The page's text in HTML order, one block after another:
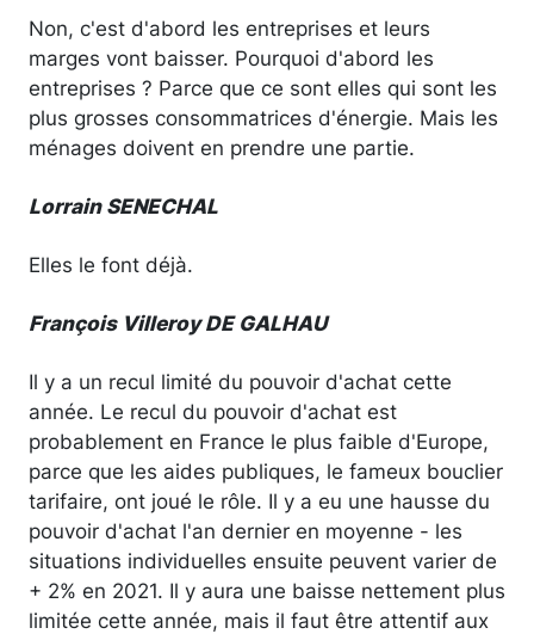
Non, c'est d'abord les entreprises et leurs
marges vont baisser. Pourquoi d'abord les
entreprises ? Parce que ce sont elles qui sont les
plus grosses consommatrices d'énergie. Mais les
ménages doivent en prendre une partie.
Lorrain SENECHAL
Elles le font déjà.
François Villeroy DE GALHAU
Il y a un recul limité du pouvoir d'achat cette
année. Le recul du pouvoir d'achat est
probablement en France le plus faible d'Europe,
parce que les aides publiques, le fameux bouclier
tarifaire, ont joué le rôle. Il y a eu une hausse du
pouvoir d'achat l'an dernier en moyenne - les
situations individuelles ensuite peuvent varier de
+ 2% en 2021. Il y aura une baisse nettement plus
limitée cette année, mais il faut être attentif aux